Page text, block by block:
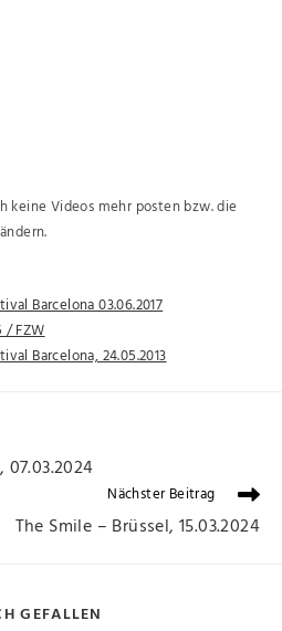
keine Videos mehr posten bzw. die
Barcelona 03.06.2017
/ FZW
Barcelona, 24.05.2013
Nächster Beitrag
The Smile – Brüssel, 15.03.2024
GEFALLEN